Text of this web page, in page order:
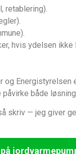
retablering).
hvis ydelsen ikke
både
— jeg giver